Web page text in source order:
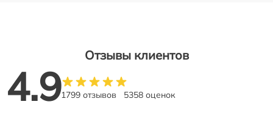
Отзывы клиентов
4.91799 отзывов 5358 оценок